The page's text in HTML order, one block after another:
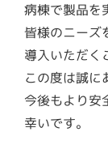
病棟で製品を
皆様のニーズ
導入いただく
この度は誠に
今後もより安
幸いです。